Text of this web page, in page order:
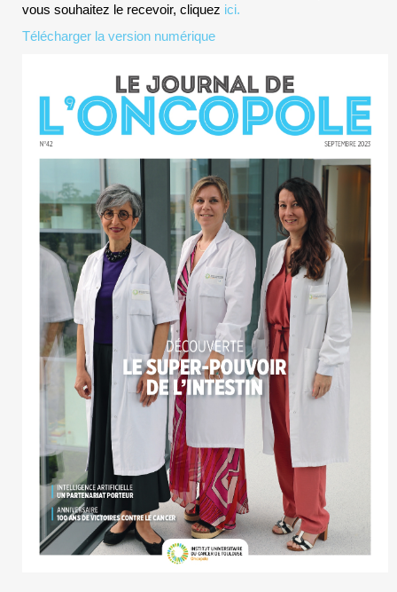
vous souhaitez le recevoir, cliquez ici.
Télécharger la version numérique